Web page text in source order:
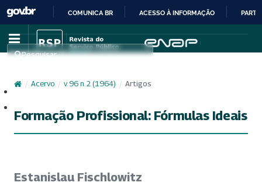
IR
PARA
CONTEÚDO
COMUNICA BR ACESSO À INFORMAÇÃO
Pesquisar
/ Acervo / v. 96 n. 2 (1964) / Artigos
Formação Profissional: Fórmulas Ideais
Estanislau Fischlowitz